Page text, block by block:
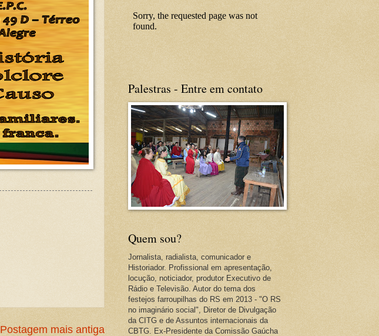
Postagem mais antiga
Palestras - Entre em contato
Quem sou?
Jornalista, radialista, comunicador e
Historiador. Profissional em apresentação,
locução, noticiador, produtor Executivo de
Rádio e Televisão. Autor do tema dos
festejos farroupilhas do RS em 2013 - "O RS
no imaginário social", Diretor de Divulgação
da CITG e de Assuntos internacionais da
CBTG. Ex-Presidente da Comissão Gaúcha